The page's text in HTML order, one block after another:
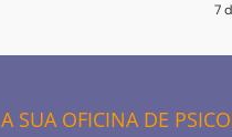
7
A SUA OFICINA DE